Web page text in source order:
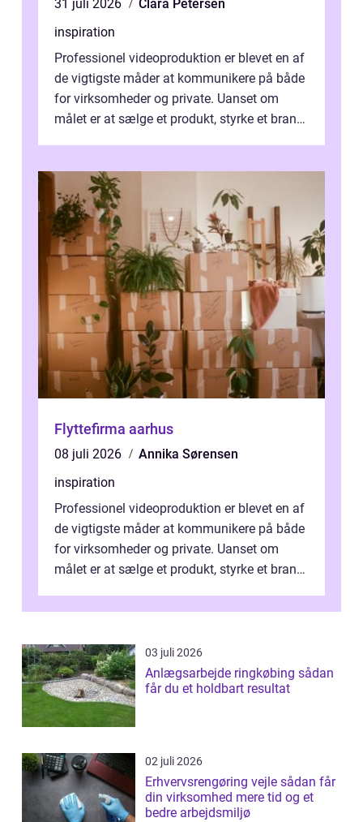
31 juli 2026
Clara Petersen
inspiration
Professionel videoproduktion er blevet en af
de vigtigste måder at kommunikere på både
for virksomheder og private. Uanset om
målet er at sælge et produkt, styrke et brand,
Flyttefirma aarhus
08 juli 2026
Annika Sørensen
inspiration
Professionel videoproduktion er blevet en af
de vigtigste måder at kommunikere på både
for virksomheder og private. Uanset om
målet er at sælge et produkt, styrke et brand,
03 juli 2026
Anlægsarbejde ringkøbing sådan
får du et holdbart resultat
02 juli 2026
Erhvervsrengøring vejle sådan får
din virksomhed mere tid og et
bedre arbejdsmiljø